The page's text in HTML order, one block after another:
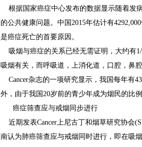
根据国家癌症中心发布的数据显示随着发
的公共健康问题。中国2015年估计有
是癌症死亡的首要原因。
吸烟与癌症的关系已经无需证明，大约有
吸烟有关，而呼吸道，上消化道，口腔，鼻
Cancer杂志的一项研究显示，我国每年有
外，由于我国20岁前的青少年成为烟民的比
癌症筛查应与戒烟同步进行
近期发表Cancer上尼古丁和烟草研究协会
南认为肺癌筛查应与戒烟同时进行，即在吸